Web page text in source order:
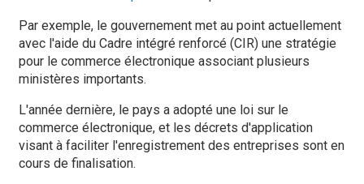
Par exemple, le gouvernement met au point actuellement
avec l'aide du Cadre intégré renforcé (CIR) une stratégie
pour le commerce électronique associant plusieurs
ministères importants.
L'année dernière, le pays a adopté une loi sur le
commerce électronique, et les décrets d'application
visant à faciliter l'enregistrement des entreprises sont en
cours de finalisation.